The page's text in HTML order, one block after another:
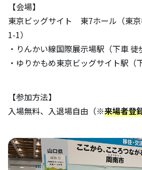
【会場】
東京ビッグサイト 東7ホール（東
1-1）
・りんかい線国際展示場駅（下車 徒
・ゆりかもめ東京ビッグサイト駅（
【参加方法】
入場無料、入退場自由（※来場者登